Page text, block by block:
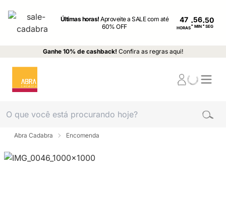
Últimas horas!Aproveite a SALE com até
60% OFF
47
HORAS: MIN : SEG
Ganhe 10% de cashback! Confira as regras aqui!
Abra Cadabra Encomenda